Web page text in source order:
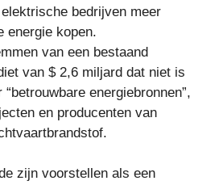
bedrijven meer
energie kopen.
van een bestaand
van $ 2,6 miljard dat niet is
energiebronnen”,
en producenten van
zijn voorstellen als een